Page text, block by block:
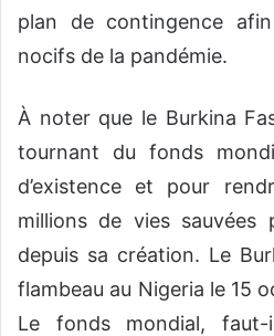
plan de contingence
nocifs de la pandémie.
À noter que le Burkina
tournant du fonds
d’existence et pour
millions de vies sauvées
depuis sa création. Le
flambeau au Nigeria le 15
Le fonds mondial,